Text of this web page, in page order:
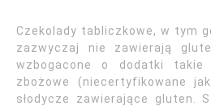
Czekolady tabliczkowe, w tym
zazwyczaj nie zawierają
wzbogacone o dodatki takie
zbożowe (niecertyfikowane
słodycze zawierające gluten.